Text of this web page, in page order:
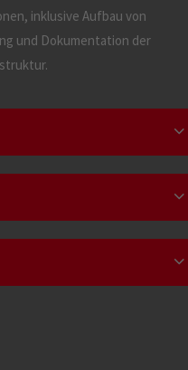
inklusive Aufbau von
und Dokumentation der